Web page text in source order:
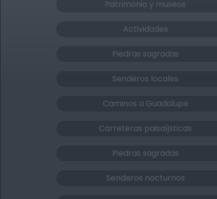
Patrimonio y museos
Actividades
Piedras sagradas
Senderos locales
Caminos a Guadalupe
Carreteras paisaíjsticas
Piedras sagradas
Senderos nocturnos